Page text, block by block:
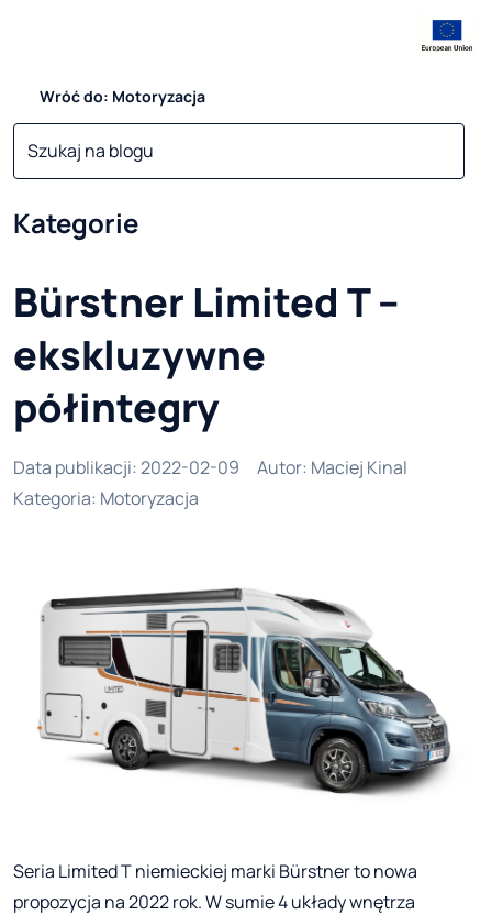
Wróć do: Motoryzacja
Kategorie
Bürstner Limited T –
ekskluzywne
półintegry
Data publikacji: 2022-02-09 Autor: Maciej Kinal
Kategoria: Motoryzacja
Seria Limited T niemieckiej marki Bürstner to nowa
propozycja na 2022 rok. W sumie 4 układy wnętrza